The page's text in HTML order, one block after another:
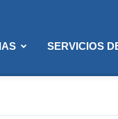
SERVICIOS
de